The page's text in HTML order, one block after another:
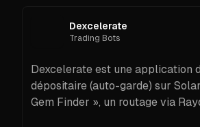
Dexcelerate
Trading Bots
Dexcelerate est une application
dépositaire (auto-garde) sur
Gem Finder », un routage via